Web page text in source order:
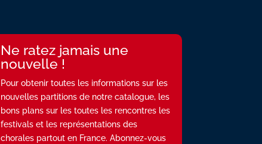
Ne ratez jamais une
nouvelle !
Pour obtenir toutes les informations sur les
nouvelles partitions de notre catalogue, les
bons plans sur les toutes les rencontres les
festivals et les représentations des
chorales partout en France. Abonnez-vous